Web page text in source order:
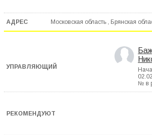
Московская область , Брянская
№ в